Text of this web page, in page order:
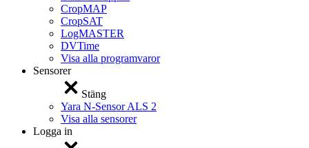
CropMAP
CropSAT
LogMASTER
DVTime
Visa alla programvaror
Sensorer
Stäng
Yara N-Sensor ALS 2
Visa alla sensorer
Logga in